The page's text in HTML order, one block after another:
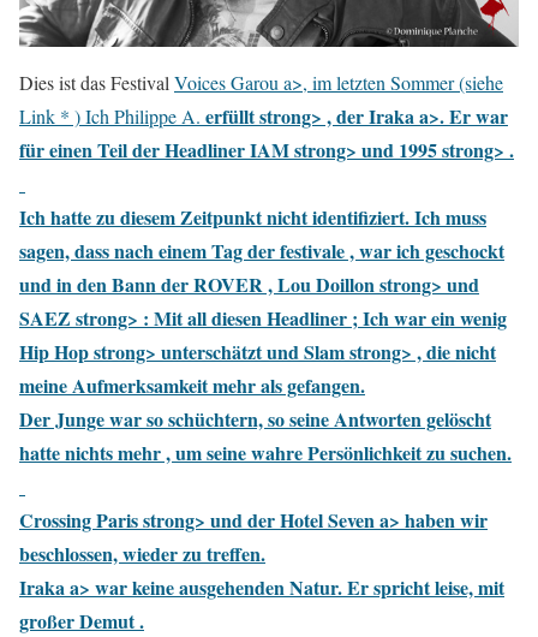
Dies ist das FestivalVoices Garou a>, im letzten Sommer (siehe
Link * ) Ich Philippe A. erfüllt strong> , derIraka a>. Er war
für einen Teil der HeadlinerIAM strong> und 1995 strong> .
Ich hatte zu diesem Zeitpunkt nicht identifiziert. Ich muss
sagen, dass nach einem Tag der festivale , war ich geschockt
und in den Bann derROVER , Lou Doillon strong> und
SAEZ strong> : Mit all diesen Headliner ; Ich war ein wenig
Hip Hop strong> unterschätzt undSlam strong> , die nicht
meine Aufmerksamkeit mehr als gefangen.
Der Junge war so schüchtern, so seine Antworten gelöscht
hatte nichts mehr , um seine wahre Persönlichkeit zu suchen.
CrossingParis strong> und derHotel Seven a> haben wir
beschlossen, wieder zu treffen.
Iraka a> war keine ausgehenden Natur. Er spricht leise, mit
großer Demut .